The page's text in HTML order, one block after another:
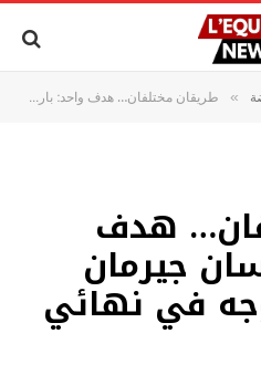
» طريقان مختلفان… هدف واحد: باريس سان جيرمان وإنتر وجهاً لوجه في نهائي الأبطال
هدف
جيرمان
في نهائي